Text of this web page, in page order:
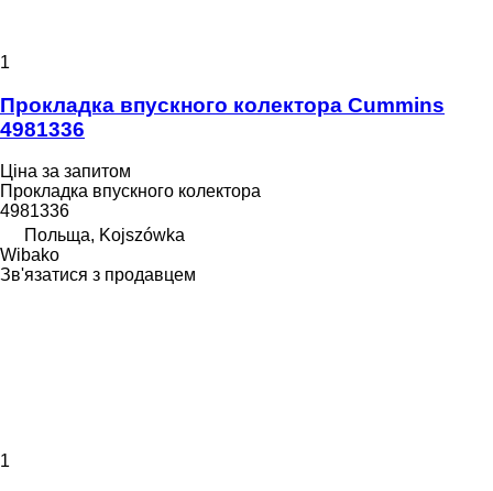
1
Прокладка впускного колектора Cummins
4981336
Ціна за запитом
Прокладка впускного колектора
4981336
Польща, Kojszówka
Wibako
Зв'язатися з продавцем
1